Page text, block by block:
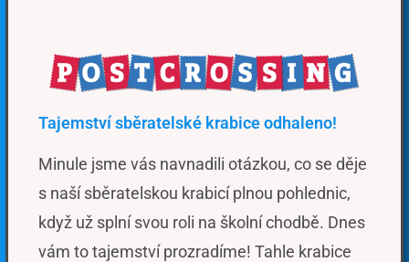
Tajemství sběratelské krabice odhaleno!
Minule jsme vás navnadili otázkou, co se děje
s naší sběratelskou krabicí plnou pohlednic,
když už splní svou roli na školní chodbě. Dnes
vám to tajemství prozradíme! Tahle krabice